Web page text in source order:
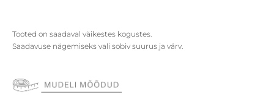
Tooted on saadaval väikestes kogustes.
Saadavuse nägemiseks vali sobiv suurus ja värv.